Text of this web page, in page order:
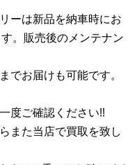
ーは新品を納車時にお
。販売後のメンテナン
でお届けも可能です。
度ご確認ください!!
また当店で買取を致し